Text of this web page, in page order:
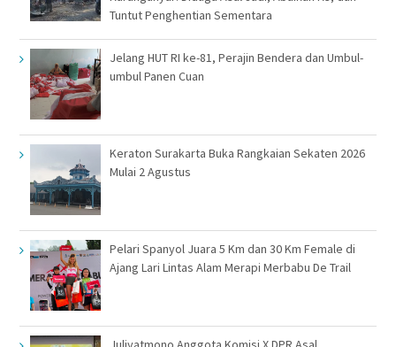
Tuntut Penghentian Sementara
Jelang HUT RI ke-81, Perajin Bendera dan Umbul-
umbul Panen Cuan
Keraton Surakarta Buka Rangkaian Sekaten 2026
Mulai 2 Agustus
Pelari Spanyol Juara 5 Km dan 30 Km Female di
Ajang Lari Lintas Alam Merapi Merbabu De Trail